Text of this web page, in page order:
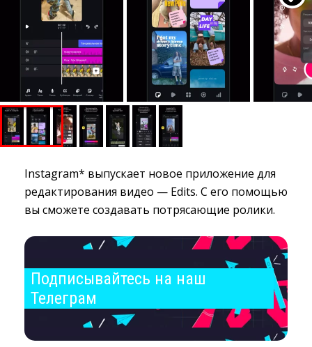
Instagram* выпускает новое приложение для
редактирования видео — Edits. С его помощью
вы сможете создавать потрясающие ролики.
Подписывайтесь на наш
Телеграм